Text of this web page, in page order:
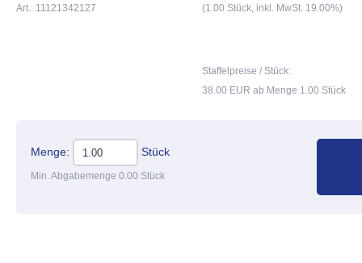
Art.: 11121342127 (1.00 Stück, inkl. MwSt. 19.00%)
Staffelpreise / Stück:
38.00 EUR ab Menge 1.00 Stück
Menge: Stück
Min. Abgabemenge 0.00 Stück